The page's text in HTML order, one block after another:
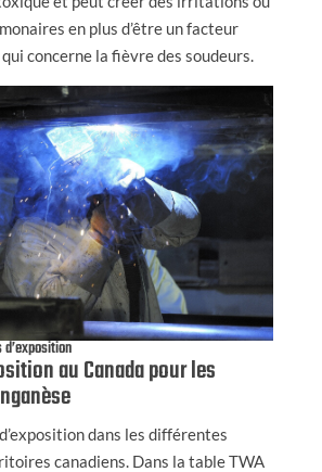
en plus d’être un facteur
concerne la fièvre des soudeurs.
au Canada pour les
dans les différentes
canadiens. Dans la table TWA